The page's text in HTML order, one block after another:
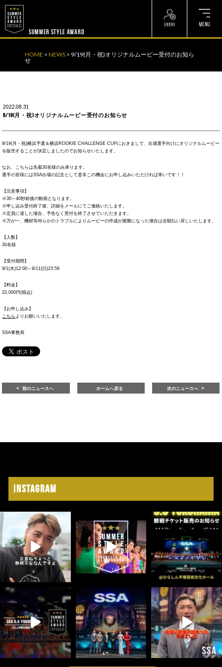
SUMMER STYLE AWARD
HOME > NEWS > 9/19(月・祝)オリジナルムービー受付のお知ら
せ
2022.08.31
9/19(月・祝)オリジナルムービー受付のお知らせ
9/19(月・祝)横浜予選＆横浜ROOKIE CHALLENGE CUPにおきまして、出場選手向けにオリジナルムービー
を販売することが決定しましたのでお知らせいたします。
なお、こちらは先着30名様のみ承ります。
選手の皆様にはSSA出場の記念として是非この機会にお申し込みいただければ幸いです！！
【注意事項】
※30～40秒前後の動画となります。
※申し込み受付終了後、詳細をメールにてご連絡いたします。
※定員に達した場合、予告なく受付を終了させていただきます。
※万が一、機材等何らかのトラブルによりムービーの作成が困難になった場合は全額払い戻しいたします。
【人数】
30名様
【受付期間】
9/1(木)12:00～9/11(日)23:59
【料金】
22,000円(税込)
【お申し込み】
こちら よりお願いいたします。
SSA事務局
前のニュースへ ホームへ戻る 次のニュースへ
Instagram